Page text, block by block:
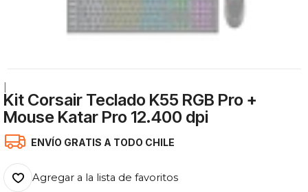
Kit Corsair Teclado K55 RGB Pro +
Mouse Katar Pro 12.400 dpi
ENVÍO GRATIS A TODO CHILE
Agregar a la lista de favoritos